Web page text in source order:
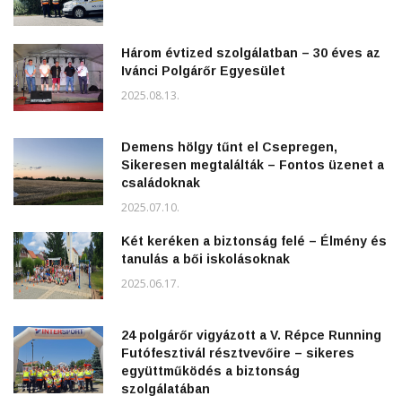
Három évtized szolgálatban – 30 éves az
Ivánci Polgárőr Egyesület
2025.08.13.
Demens hölgy tűnt el Csepregen,
Sikeresen megtalálták – Fontos üzenet a
családoknak
2025.07.10.
Két keréken a biztonság felé – Élmény és
tanulás a bői iskolásoknak
2025.06.17.
24 polgárőr vigyázott a V. Répce Running
Futófesztivál résztvevőire – sikeres
együttműködés a biztonság
szolgálatában